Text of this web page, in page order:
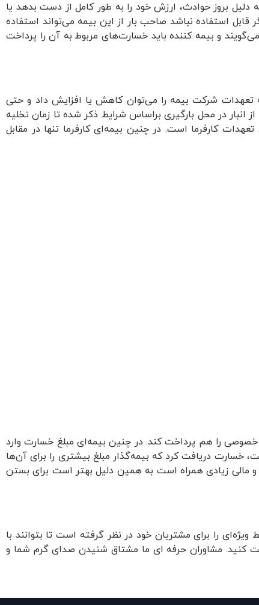
دلیل بروز حوادث، ارزش خود را به طور کامل از دست بدهد یا
استفاده نباشد صاحب بار از این بیمه می‌تواند استفاده
و بیمه کننده باید خسارت‌های مربوط به آن را پرداخت
نوع بیمه تعهدات شرکت بیمه را می‌توان کاهش یا افزایش داد و حتی
انبار در محل بارگیری براساس شرایط ذکر شده تا زمان تخلیه
کارفرما است. در چنین بیمه‌ای کارفرما تنها در مقابل
را هم پرداخت کند. در چنین بیمه‌ای مبلغ خسارت وارد
خسارت دریافت کرد که بیمه‌گذار مبلغ بیشتری را برای آن‌ها
زیادی همراه است به همین دلیل بهتر است برای بستن
را برای مشتریان خود در نظر گرفته است تا بتوانند با
کنید. مشاوران حرفه ای ما مشتاق شنیدن صدای گرم شما و